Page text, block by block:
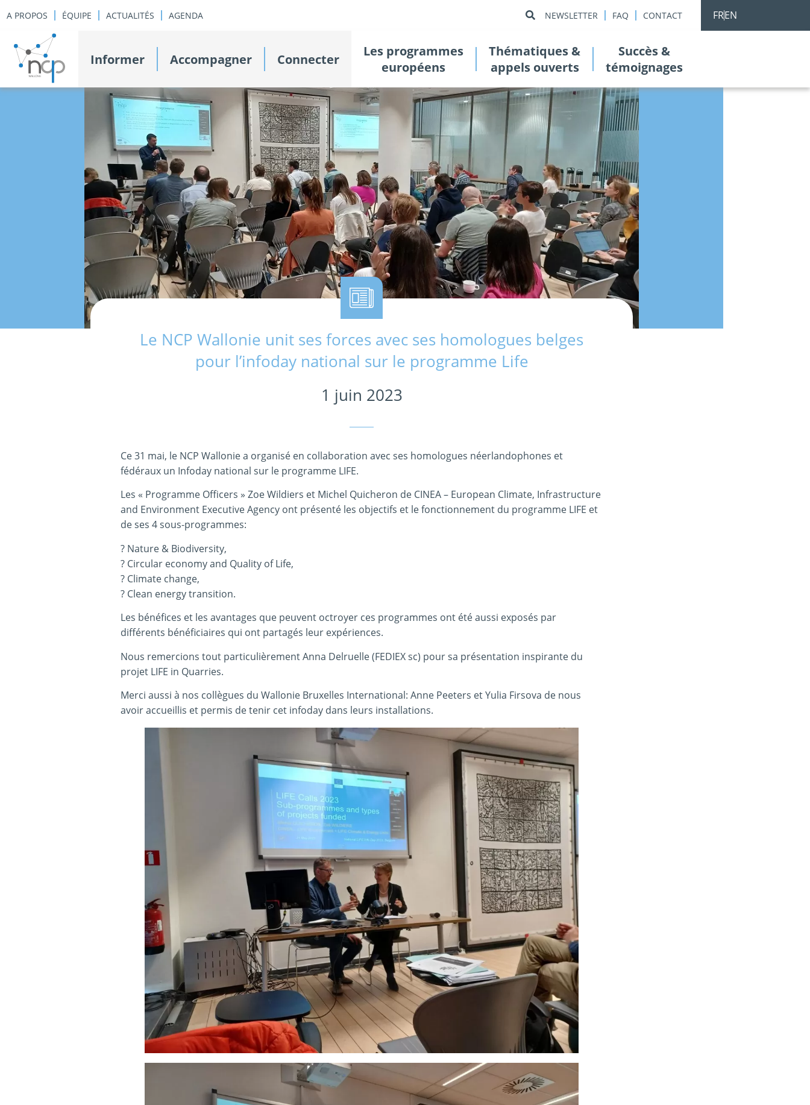
A PROPOS ÉQUIPE ACTUALITÉS AGENDA NEWSLETTER FAQ CONTACT FREN
Informer Accompagner Connecter
Les programmes
européens
Thématiques &
appels ouverts
Succès &
témoignages
Le NCP Wallonie unit ses forces avec ses homologues belges
pour l’infoday national sur le programme Life
1 juin 2023
Ce 31 mai, le NCP Wallonie a organisé en collaboration avec ses homologues néerlandophones et
fédéraux un Infoday national sur le programme LIFE.
Les « Programme Officers » Zoe Wildiers et Michel Quicheron de CINEA – European Climate, Infrastructure
and Environment Executive Agency ont présenté les objectifs et le fonctionnement du programme LIFE et
de ses 4 sous-programmes:
? Nature & Biodiversity,
? Circular economy and Quality of Life,
? Climate change,
? Clean energy transition.
Les bénéfices et les avantages que peuvent octroyer ces programmes ont été aussi exposés par
différents bénéficiaires qui ont partagés leur expériences.
Nous remercions tout particulièrement Anna Delruelle (FEDIEX sc) pour sa présentation inspirante du
projet LIFE in Quarries.
Merci aussi à nos collègues du Wallonie Bruxelles International: Anne Peeters et Yulia Firsova de nous
avoir accueillis et permis de tenir cet infoday dans leurs installations.